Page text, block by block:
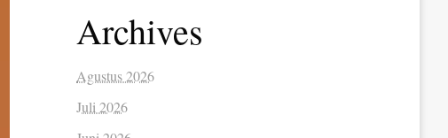
Archives
Agustus 2026
Juli 2026